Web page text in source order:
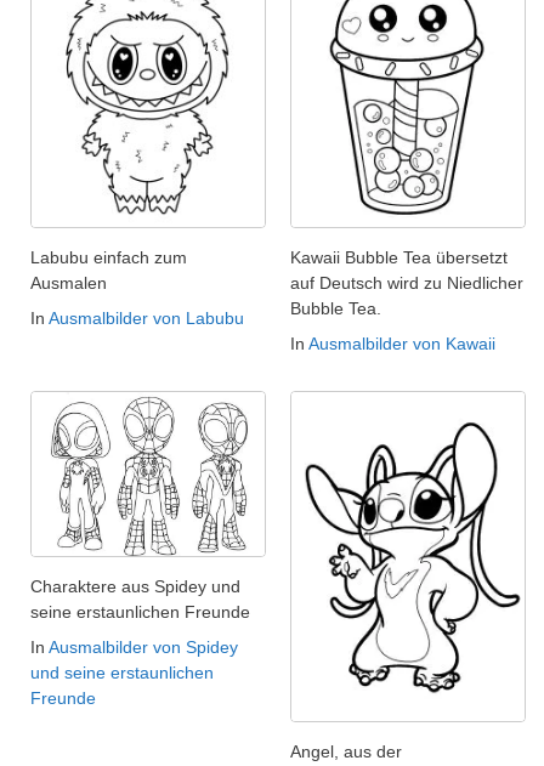
Labubu einfach zum
Ausmalen
In Ausmalbilder von Labubu
Kawaii Bubble Tea übersetzt
auf Deutsch wird zu Niedlicher
Bubble Tea.
In Ausmalbilder von Kawaii
Charaktere aus Spidey und
seine erstaunlichen Freunde
In Ausmalbilder von Spidey
und seine erstaunlichen
Freunde
Angel, aus der